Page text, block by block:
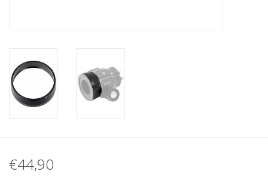
Zonnewaarneming
Cadeaubonnen
€44,90